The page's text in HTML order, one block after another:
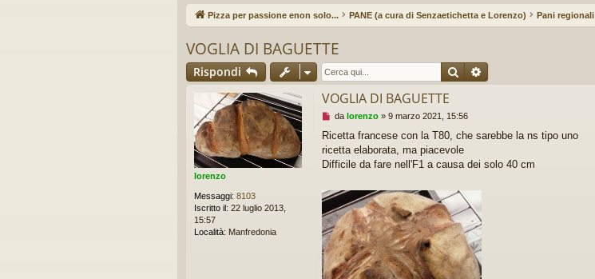
eg
m
en
R
ap
idi
Pizza per passione enon solo... PANE (a cura di Senzaetichetta e Lorenzo) Pani regionali
VOGLIA DI BAGUETTE
Rispondi CercaRicerca avanzata
lorenzo
Messaggi: 8103
Iscritto il: 22 luglio 2013,
15:57
Località: Manfredonia
VOGLIA DI BAGUETTE
M
s
s
a
i
o
d
a
l
e
g
da lorenzo» 9 marzo 2021, 15:56
Ricetta francese con la T80, che sarebbe la ns tipo uno
ricetta elaborata, ma piacevole
Difficile da fare nell'F1 a causa dei solo 40 cm